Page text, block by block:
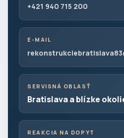
+421 940 715 200
E-MAIL
SERVISNÁ OBLASŤ
Bratislava a blízke
REAKCIA NA DOPYT